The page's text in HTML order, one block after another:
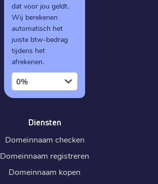
dat voor jou geldt.
Wij berekenen
automatisch het
juiste btw-bedrag
tijdens het
afrekenen.
0%
Diensten
Domeinnaam checken
Domeinnaam registreren
Domeinnaam kopen